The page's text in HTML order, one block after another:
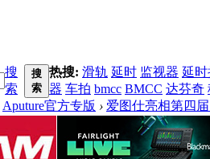
搜
索
搜
索
热搜: 滑轨 延时 监视器 延
器 车拍 bmcc BMCC 达芬奇
Aputure官方专版 › 爱图仕亮相第四